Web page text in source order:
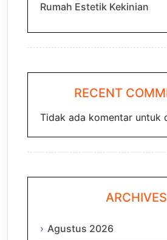
Rumah Estetik Kekinian
RECENT
Tidak ada komentar untuk
ARCHIVES
Agustus 2026